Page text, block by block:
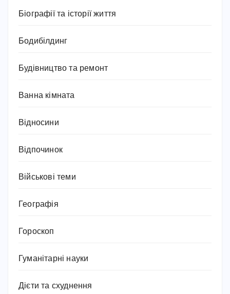
Біографії та історії життя
Бодибілдинг
Будівництво та ремонт
Ванна кімната
Відносини
Відпочинок
Військові теми
Географія
Гороскоп
Гуманітарні науки
Дієти та схуднення